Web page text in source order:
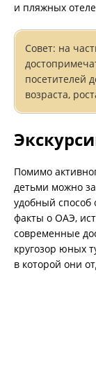
и пляжных
Совет: на
посетителей
возраста,
Помимо
детьми можно
удобный способ
факты о ОАЭ,
современные
кругозор юных
в которой они